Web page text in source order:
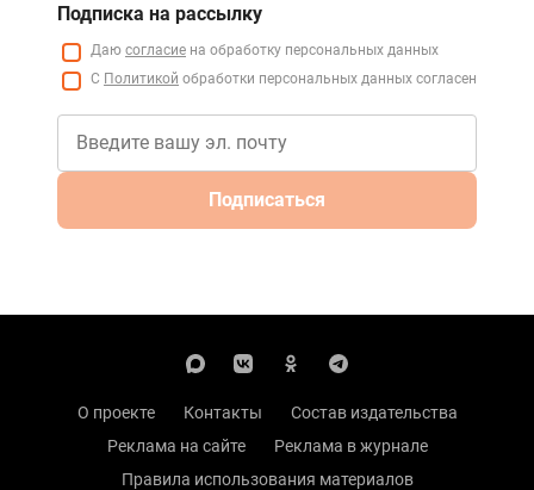
Подписка на рассылку
Даю согласие на обработку персональных данных
С Политикой обработки персональных данных согласен
Подписаться
О проекте Контакты
Состав издательства
Реклама на сайте
Реклама в журнале
Правила использования материалов